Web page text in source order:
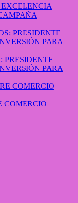
PRESIDENTE
PARA
COMERCIO